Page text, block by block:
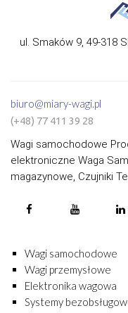
ul. Smaków 9, 49-318
biuro@miary-wagi.pl
(+48) 77 411 39 28
Wagi samochodowe
elektroniczne Waga
magazynowe, Czujniki
Wagi samochodowe
Wagi przemysłowe
Elektronika wagowa
Systemy